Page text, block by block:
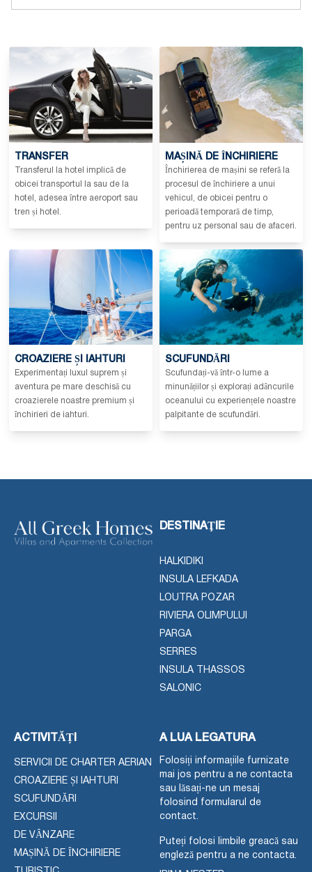
TRANSFER
Transferul la hotel implică de
obicei transportul la sau de la
hotel, adesea între aeroport sau
tren și hotel.
MAȘINĂ DE ÎNCHIRIERE
Închirierea de mașini se referă la
procesul de închiriere a unui
vehicul, de obicei pentru o
perioadă temporară de timp,
pentru uz personal sau de afaceri.
CROAZIERE ȘI IAHTURI
Experimentați luxul suprem și
aventura pe mare deschisă cu
croazierele noastre premium și
închirieri de iahturi.
SCUFUNDĂRI
Scufundați-vă într-o lume a
minunățiilor și explorați adâncurile
oceanului cu experiențele noastre
palpitante de scufundări.
DESTINAŢIE
HALKIDIKI
INSULA LEFKADA
LOUTRA POZAR
RIVIERA OLIMPULUI
PARGA
SERRES
INSULA THASSOS
SALONIC
ACTIVITĂȚI
SERVICII DE CHARTER AERIAN
CROAZIERE ȘI IAHTURI
SCUFUNDĂRI
EXCURSII
DE VÂNZARE
MAȘINĂ DE ÎNCHIRIERE
A LUA LEGATURA
Folosiți informațiile furnizate
mai jos pentru a ne contacta
sau lăsați-ne un mesaj
folosind formularul de
contact.
Puteți folosi limbile greacă sau
engleză pentru a ne contacta.